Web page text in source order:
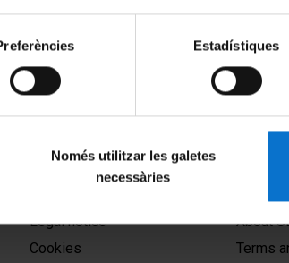
Estadístiques
Només utilitzar les galetes
necessàries
a la
Comunicat del rector
excepcionals durant
d'exàmens - Primer
Legal notice
Cookies
About
Terms